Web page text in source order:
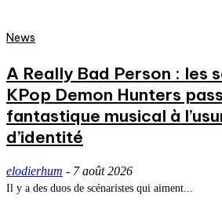
News
A Really Bad Person : les
KPop Demon Hunters
fantastique musical à
d’identité
elodierhum - 7 août 2026
Il y a des duos de scénaristes qui aiment...